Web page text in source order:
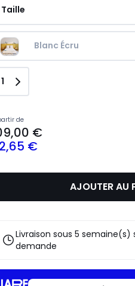
Taille
Blanc Écru
Quantité
1
de
€
€
AJOUTER AU
Livraison sous 5 semaine(s)
demande